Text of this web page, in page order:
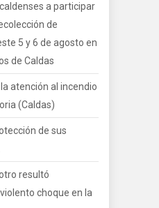
a participar
de
5 y 6 de agosto en
de Caldas
atención al incendio
(Caldas)
de sus
resultó
choque en la